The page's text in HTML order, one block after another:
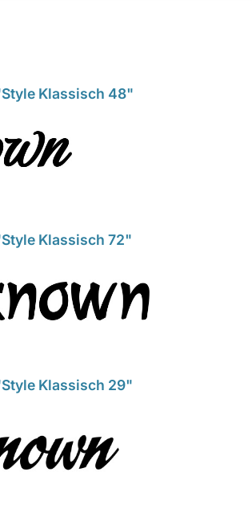
Klassisch 48"
Klassisch 72"
Klassisch 29"